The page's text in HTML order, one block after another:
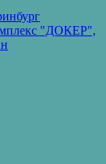
"ДОКЕР",